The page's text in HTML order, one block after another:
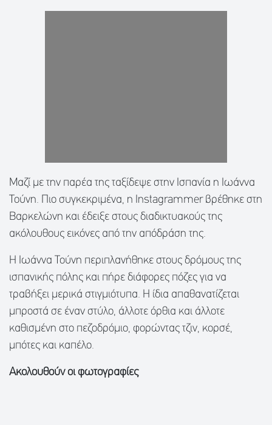
Μαζί με την παρέα της ταξίδεψε στην Ισπανία η Ιωάννα
Τούνη. Πιο συγκεκριμένα, η Instagrammer βρέθηκε στη
Βαρκελώνη και έδειξε στους διαδικτυακούς της
ακόλουθους εικόνες από την απόδράση της.
Η Ιωάννα Τούνη περιπλανήθηκε στους δρόμους της
ισπανικής πόλης και πήρε διάφορες πόζες για να
τραβήξει μερικά στιγμιότυπα. Η ίδια απαθανατίζεται
μπροστά σε έναν στύλο, άλλοτε όρθια και άλλοτε
καθισμένη στο πεζοδρόμιο, φορώντας τζιν, κορσέ,
μπότες και καπέλο.
Ακολουθούν οι φωτογραφίες